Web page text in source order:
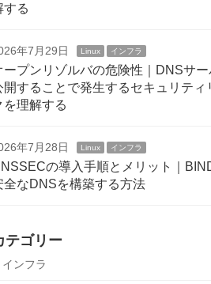
する
年7月29日 Linux インフラ
ープンリゾルバの危険性｜DNSサー
開することで発生するセキュリティ
を理解する
年7月28日 Linux インフラ
の導入手順とメリット｜
全なDNSを構築する方法
テゴリー
インフラ